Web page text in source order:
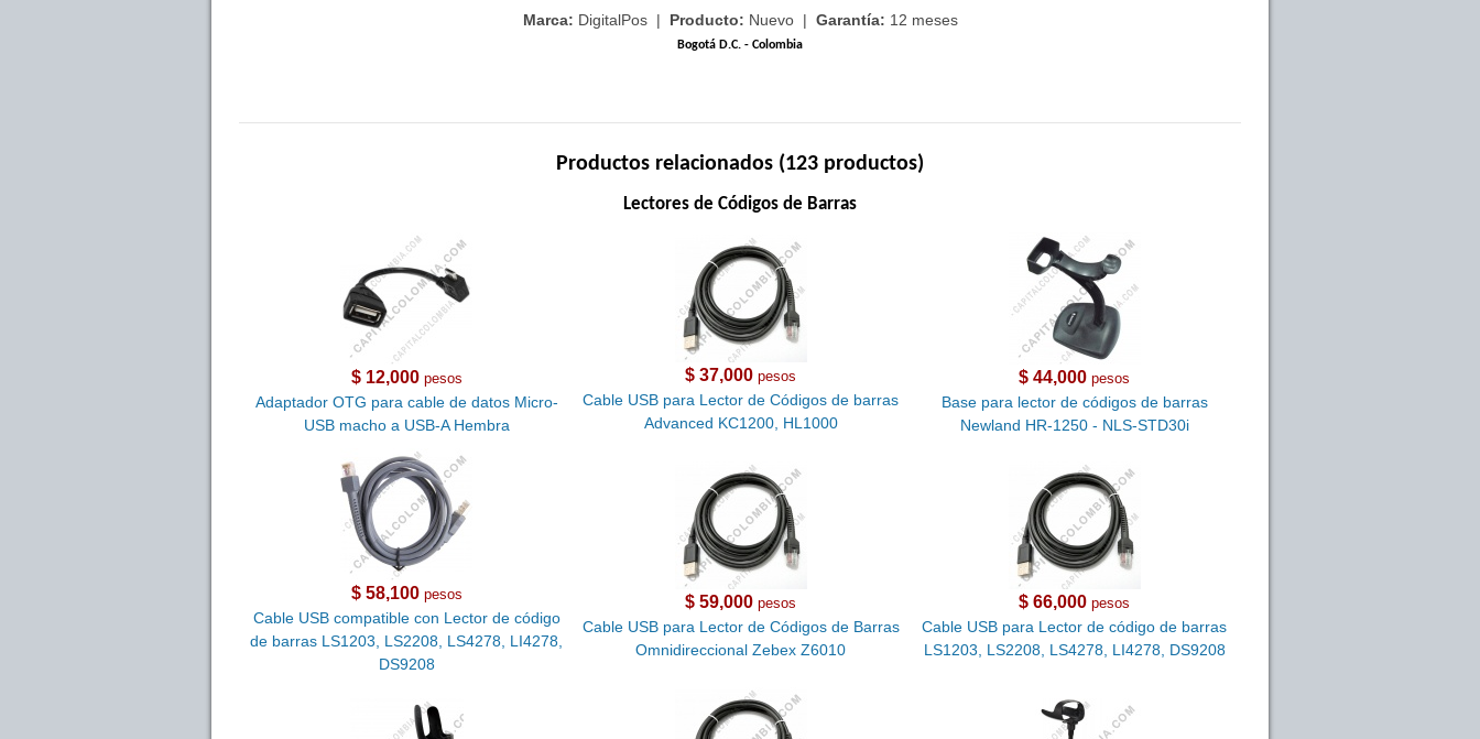
Marca: DigitalPos | Producto: Nuevo | Garantía: 12 meses
Bogotá D.C. - Colombia
Productos relacionados (123 productos)
Lectores de Códigos de Barras
$ 12,000pesos
Adaptador OTG para cable de datos Micro-
USB macho a USB-A Hembra
$ 37,000 pesos
Cable USB para Lector de Códigos de barras
Advanced KC1200, HL1000
$ 44,000 pesos
Base para lector de códigos de barras
Newland HR-1250 - NLS-STD30i
$ 58,100pesos
Cable USB compatible con Lector de código
de barras LS1203, LS2208, LS4278, LI4278,
DS9208
$ 59,000 pesos
Cable USB para Lector de Códigos de Barras
Omnidireccional Zebex Z6010
$ 66,000 pesos
Cable USB para Lector de código de barras
LS1203, LS2208, LS4278, LI4278, DS9208